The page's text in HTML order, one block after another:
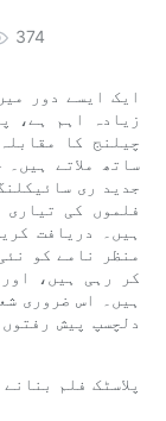
374
ایک ایسے دور
زیادہ اہم ہے،
چیلنج کا
ساتھ ملاتے
جدید ری
فلموں کی
ہیں۔ دریافت
منظر نامے کو
کر رہی ہیں،
ہیں۔ اس ضروری
دلچسپ پیش